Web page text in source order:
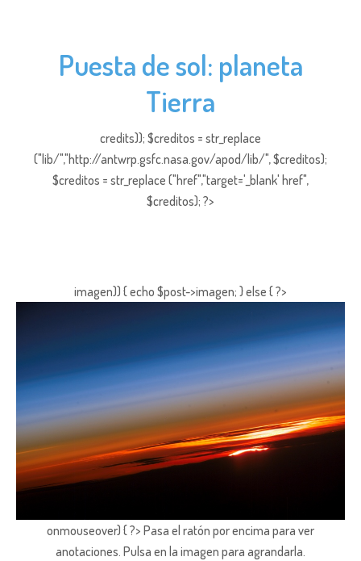
Puesta de sol: planeta
Tierra
credits)); $creditos = str_replace
("lib/","http://antwrp.gsfc.nasa.gov/apod/lib/", $creditos);
$creditos = str_replace ("href","target='_blank' href",
$creditos); ?>
imagen)) { echo $post->imagen; } else { ?>
onmouseover) { ?> Pasa el ratón por encima para ver
anotaciones. Pulsa en la imagen para agrandarla.